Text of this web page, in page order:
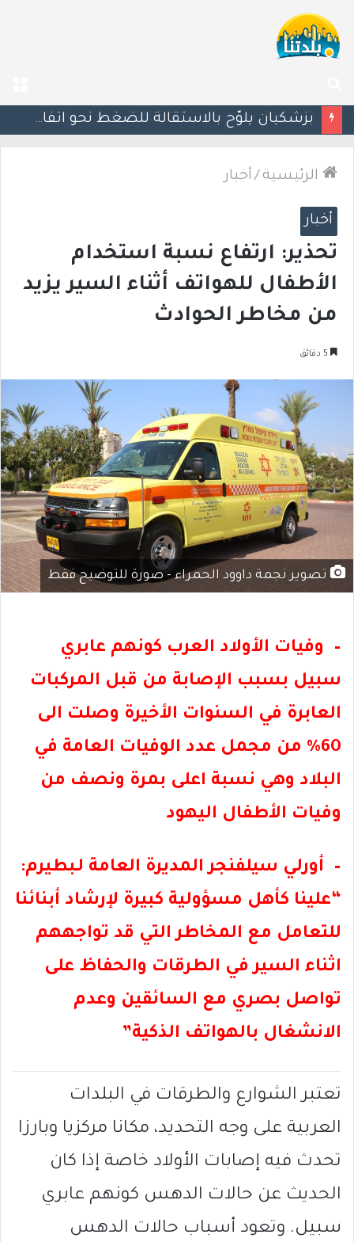
عن
بزشكيان يلوّح بالاستقالة للضغط نحو اتفاق مع واشنطن
الرئيسية / أخبار
أخبار
تحذير: ارتفاع نسبة استخدام
الأطفال للهواتف أثناء السير يزيد
من مخاطر الحوادث
تصوير نجمة داوود الحمراء - صورة للتوضيح فقط
– وفيات الأولاد العرب كونهم عابري
سبيل بسبب الإصابة من قبل المركبات
العابرة في السنوات الأخيرة وصلت الى
60% من مجمل عدد الوفيات العامة في
البلاد وهي نسبة اعلى بمرة ونصف من
وفيات الأطفال اليهود
– أورلي سيلفنجر المديرة العامة لـبطيرم:
“علينا كأهل مسؤولية كبيرة لإرشاد أبنائنا
للتعامل مع المخاطر التي قد تواجههم
اثناء السير في الطرقات والحفاظ على
تواصل بصري مع السائقين وعدم
الانشغال بالهواتف الذكية”
تعتبر الشوارع والطرقات في البلدات
العربية على وجه التحديد، مكانا مركزيا وبارزا
تحدث فيه إصابات الأولاد خاصة إذا كان
الحديث عن حالات الدهس كونهم عابري
سبيل. وتعود أسباب حالات الدهس